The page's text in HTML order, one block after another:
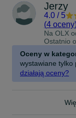
Produkt
Czas dostawy - 2
brak odbioru
kurier - koszt 15,00
pobranie - koszt
Wystawiam fakturę
Udzielam
SKŁADANIE
Zamówienie
- wiadomość z
Jerzy
4.0 / 5
(4 oceny
Na OLX
Ostatnio
Oceny w
wystawiane tylko
działają oceny?